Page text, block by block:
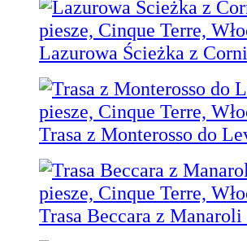
Lazurowa Ścieżka z
Trasa z Monterosso do
Trasa Beccara z